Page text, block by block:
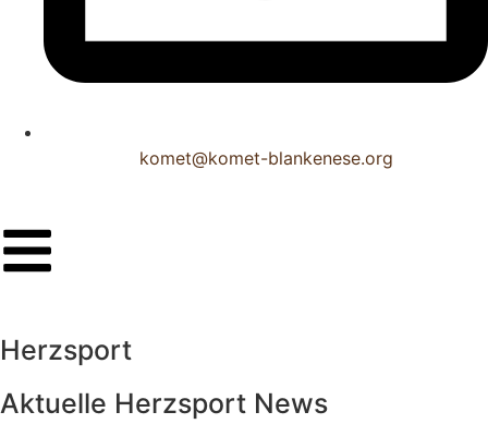
komet@komet-blankenese.org
Herzsport
Aktuelle Herzsport News